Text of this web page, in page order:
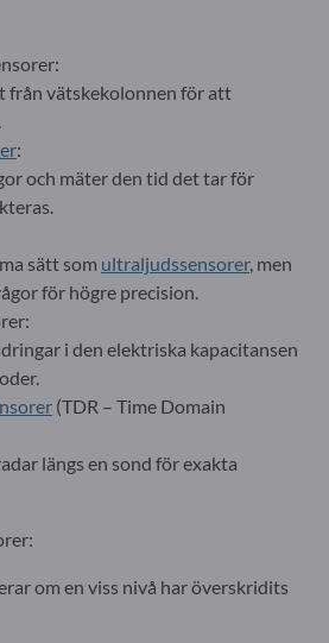
från vätskekolonnen för att
:
och mäter den tid det tar för
sätt som ultraljudssensorer, men
för högre precision.
i den elektriska kapacitansen
(TDR – Time Domain
längs en sond för exakta
om en viss nivå har överskridits